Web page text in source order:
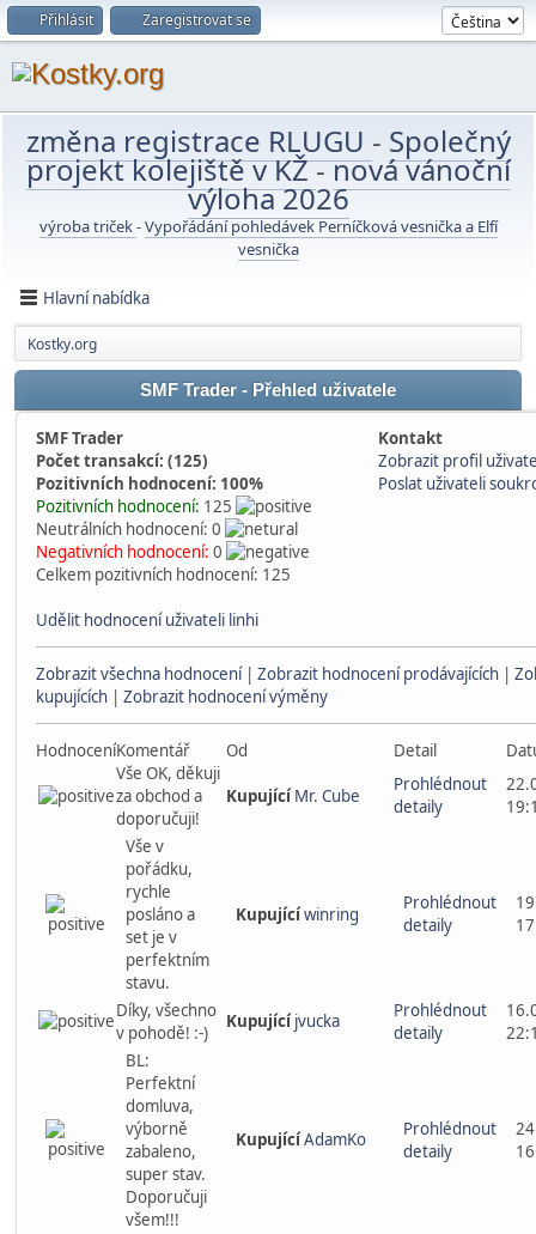
Přihlásit Zaregistrovat se
změna registrace RLUGU - Společný
projekt kolejiště v KŽ-nová vánoční
výloha 2026
výroba triček-Vypořádání pohledávek Perníčková vesnička a Elfí
vesnička
Hlavní nabídka
Kostky.org
SMF Trader - Přehled uživatele
SMF Trader
Kontakt
Počet transakcí: (125)
Zobrazit profil
Pozitivních hodnocení: 100%
Poslat uživateli
Pozitivních hodnocení: 125
Neutrálních hodnocení: 0
Negativních hodnocení: 0
Celkem pozitivních hodnocení: 125
Udělit hodnocení uživateli linhi
Zobrazit všechna hodnocení| Zobrazit hodnocení prodávajících |
kupujících | Zobrazit hodnocení výměny
HodnoceníKomentář Od Detail
Vše OK, děkuji
za obchod a
doporučuji!
Kupující Mr. Cube
Prohlédnout
detaily
Vše v
pořádku,
rychle
posláno a
set je v
perfektním
stavu.
Kupujícíwinring
Prohlédnout
detaily
Díky, všechno
v pohodě! :-)
Kupující jvucka
Prohlédnout
detaily
BL:
Perfektní
domluva,
výborně
zabaleno,
super stav.
Doporučuji
všem!!!
KupujícíAdamKo
Prohlédnout
detaily